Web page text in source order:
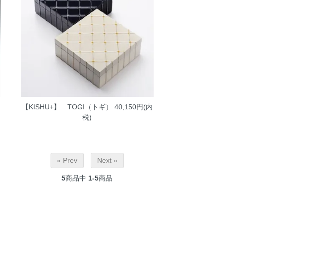
【KISHU+】 TOGI（トギ）
40,150円(内
税)
« Prev Next »
5商品中 1-5商品